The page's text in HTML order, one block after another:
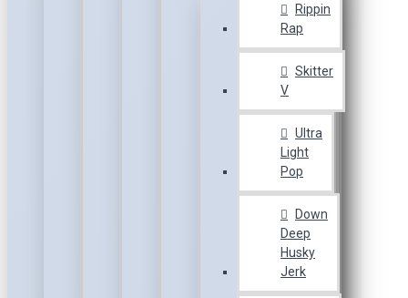
Rippin
Rap
Skitter
V
Ultra
Light
Pop
Down
Deep
Husky
Jerk